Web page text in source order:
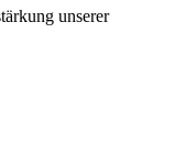
unserer